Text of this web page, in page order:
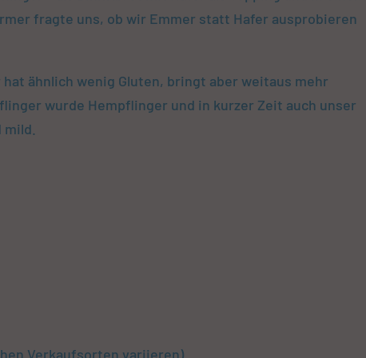
fragte uns, ob wir Emmer statt Hafer ausprobieren
ähnlich wenig Gluten, bringt aber weitaus mehr
wurde Hempflinger und in kurzer Zeit auch unser
Verkaufsorten variieren)